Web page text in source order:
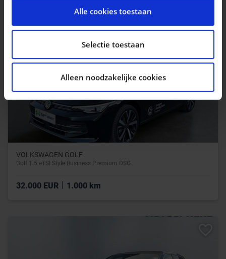
personaliseren, om functies voor social media te
bieden en om ons websiteverkeer te analyseren. Ook
delen we informatie over uw gebruik van onze site met
onze partners voor social media, adverteren en
combineren met andere informatie die u aan ze heeft
verstrekt of die ze hebben verzameld op basis van uw
gebruik van hun services.
Alle cookies toestaan
Selectie toestaan
Alleen noodzakelijke cookies
VOLKSWAGEN GOLF
Golf 1.5 eTSI Style Business Premium DSG
32.000 EUR | 1.000 km